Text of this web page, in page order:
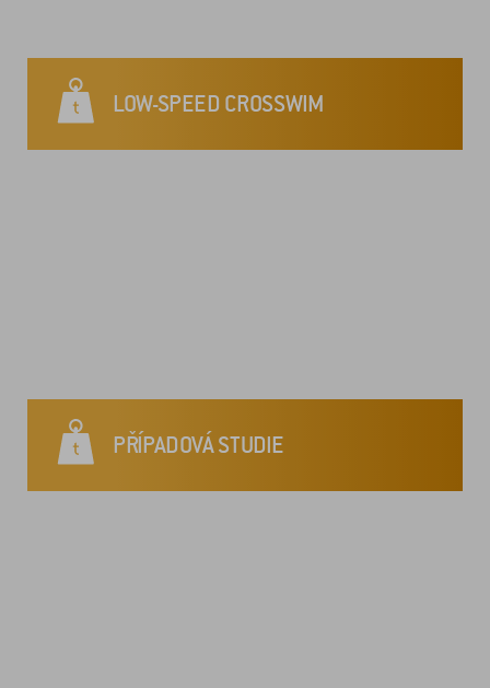
LOW-SPEED CROSSWIM
PŘÍPADOVÁ STUDIE